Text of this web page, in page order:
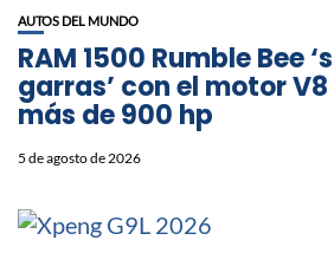
AUTOS DEL MUNDO
RAM 1500 Rumble Bee
garras’ con el motor
más de 900 hp
5 de agosto de 2026